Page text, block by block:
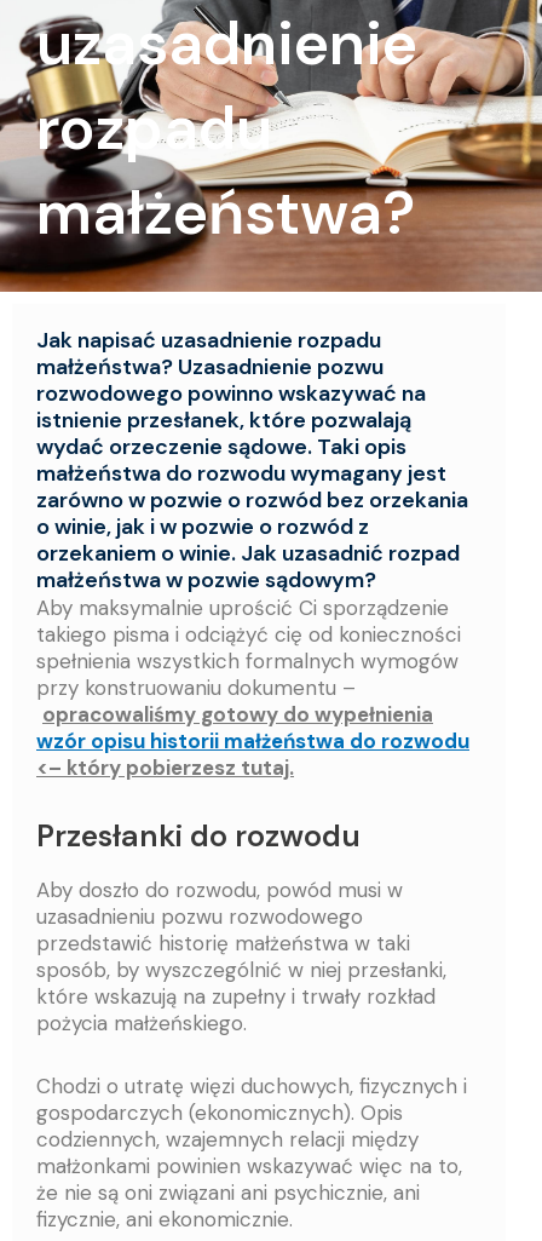
uzasadnienie
rozpadu
małżeństwa?
Jak napisać uzasadnienie rozpadu
małżeństwa? Uzasadnienie pozwu
rozwodowego powinno wskazywać na
istnienie przesłanek, które pozwalają
wydać orzeczenie sądowe. Taki opis
małżeństwa do rozwodu wymagany jest
zarówno w pozwie o rozwód bez orzekania
o winie, jak i w pozwie o rozwód z
orzekaniem o winie. Jak uzasadnić rozpad
małżeństwa w pozwie sądowym?
Aby maksymalnie uprościć Ci sporządzenie
takiego pisma i odciążyć cię od konieczności
spełnienia wszystkich formalnych wymogów
przy konstruowaniu dokumentu –
opracowaliśmy gotowy do wypełnienia
wzór opisu historii małżeństwa do rozwodu
<– który pobierzesz tutaj.
Przesłanki do rozwodu
Aby doszło do rozwodu, powód musi w
uzasadnieniu pozwu rozwodowego
przedstawić historię małżeństwa w taki
sposób, by wyszczególnić w niej przesłanki,
które wskazują na zupełny i trwały rozkład
pożycia małżeńskiego.
Chodzi o utratę więzi duchowych, fizycznych i
gospodarczych (ekonomicznych). Opis
codziennych, wzajemnych relacji między
małżonkami powinien wskazywać więc na to,
że nie są oni związani ani psychicznie, ani
fizycznie, ani ekonomicznie.